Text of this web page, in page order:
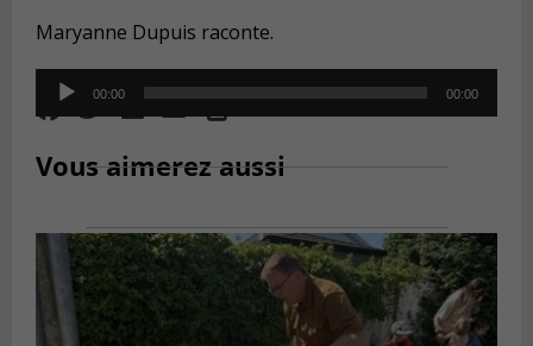
Maryanne Dupuis raconte.
Audio
Player
00:00 00:00
Vous aimerez aussi